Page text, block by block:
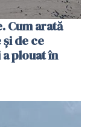
Cum arată
de ce
plouat în